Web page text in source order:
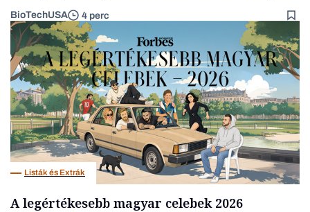
BioTechUSA 4 perc
Listák és Extrák
A legértékesebb magyar celebek 2026